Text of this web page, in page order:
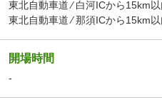
東北自動車道 ⁄ 白河ICから15km以
東北自動車道 ⁄ 那須ICから15km以
開場時間
-